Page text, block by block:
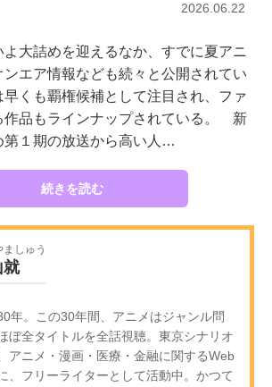
2026.06.22
大詰めを迎えるなか、すでに夏アニ
ンエア情報なども続々と公開されてい
早くも覇権候補として注目され、ファ
作品もラインナップされている。 新
第１期の放送から高い人…
続きを読む
ましゅう
就
年。この30年間、アニメはジャンル問
ぼ全タイトルを全話視聴。東京シナリオ
アニメ・漫画・医療・金融に関するWeb
、フリーライターとして活動中。かつて